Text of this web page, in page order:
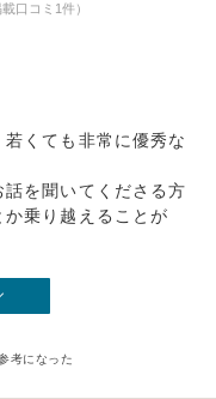
口コミ1件）
くても非常に優秀な
を聞いてくださる方
乗り越えることが
考になった